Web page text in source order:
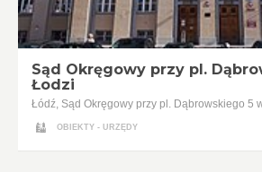
Sąd Okręgowy przy pl.
Łodzi
Łódź, Sąd Okręgowy przy pl. Dąbrowskiego 5
OBIEKTY - URZĘDY